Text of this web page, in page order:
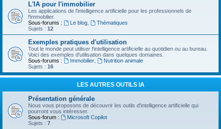
L'IA pour l'immobilier
Les applications de l'intelligence artificielle pour les professionnels de
l'immobilier.
Sous-forums :
Le blog,
Thématiques
Sujets : 12
Exemples pratiques d'utilisation
Tout le monde peut utiliser l'intelligence artificielle au quotidien ou au bureau.
Voici des exemples d'utilisation dans quelques domaines.
Sous-forums :
Immobilier,
Nutrition animale
Sujets : 16
LES AUTRES OUTILS IA
Présentation générale
Nous vous proposons de découvrir les outils d'intelligence artificielle qui
pourront vous intéresser.
Sous-forum :
Microsoft Copilot
Sujets : 7